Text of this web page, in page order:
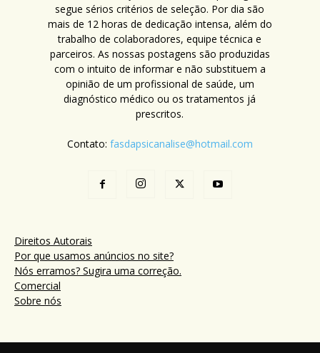
segue sérios critérios de seleção. Por dia são
mais de 12 horas de dedicação intensa, além do
trabalho de colaboradores, equipe técnica e
parceiros. As nossas postagens são produzidas
com o intuito de informar e não substituem a
opinião de um profissional de saúde, um
diagnóstico médico ou os tratamentos já
prescritos.
Contato: fasdapsicanalise@hotmail.com
Direitos Autorais
Por que usamos anúncios no site?
Nós erramos? Sugira uma correção.
Comercial
Sobre nós